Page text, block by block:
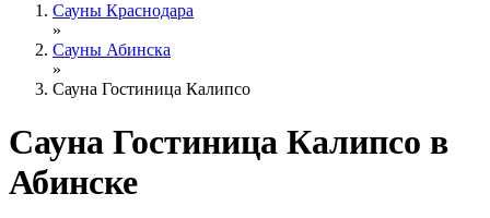
Сауны Краснодара
»
Сауны Абинска
»
Сауна Гостиница Калипсо
Сауна Гостиница Калипсо в
Абинске